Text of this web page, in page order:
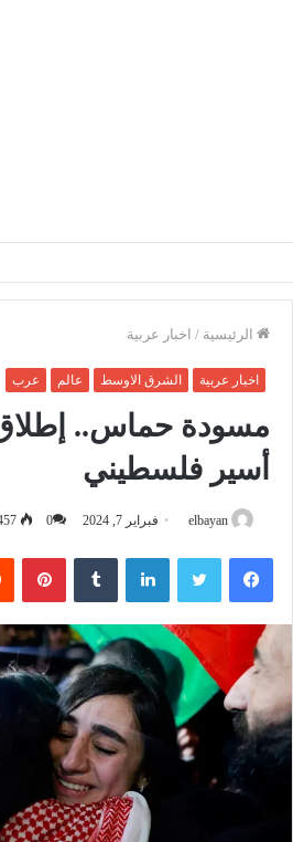
الرئيسية / اخبار عربية
اخبار عربية الشرق الاوسط عالم عرب
أسير فلسطيني
elbayan فبراير 7, 2024 0
فيسبوك تويتر لينكدإن ‏Tumblr بينتيريست ‏Reddit